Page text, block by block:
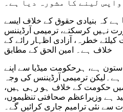
لینے کا مشورہ دیا ہے۔
ہے کہ بنیادی حقوق کے خلاف ایسے
نہیں کرسکتے، ترمیمی آرڈیننس
خطرہ، آزادی اظہار رائے کے
خلاف ہے۔ امین الحق کے مطابق
ہے، ہرحکومت میڈیا سے اپنے
ہے۔لیکن ترمیمی آرڈیننس کی وجہ
حکومت کے خلاف ہو رہی ہیں،
ہے وزیراعظم صحافتی تنظیموں،
سے نئی ترامیم جاری کرائیں گے۔